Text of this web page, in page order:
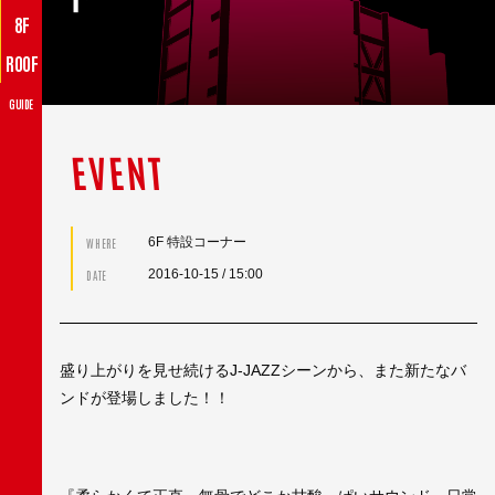
8F
ROOF
GUIDE
EVENT
WHERE 6F 特設コーナー
DATE 2016-10-15 / 15:00
盛り上がりを見せ続けるJ-JAZZシーンから、また新たなバ
ンドが登場しました！！